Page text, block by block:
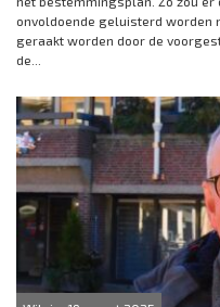
onvoldoende geluisterd worden
geraakt worden door de
de...